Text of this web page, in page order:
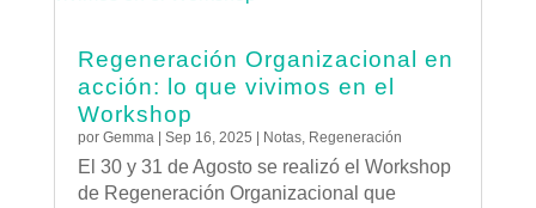
Regeneración Organizacional en
acción: lo que vivimos en el
Workshop
por Gemma| Sep 16, 2025 Notas, Regeneración
El 30 y 31 de Agosto se realizó el Workshop
de Regeneración Organizacional que